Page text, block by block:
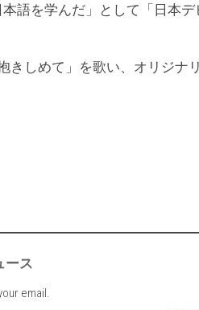
語を学んだ」として「日本デ
きしめて」を歌い、オリジナ
ース
email.